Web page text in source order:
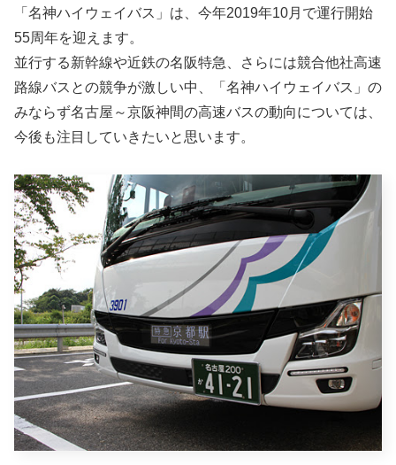
「名神ハイウェイバス」は、今年2019年10月で運行開始
55周年を迎えます。
並行する新幹線や近鉄の名阪特急、さらには競合他社高速
路線バスとの競争が激しい中、「名神ハイウェイバス」の
みならず名古屋～京阪神間の高速バスの動向については、
今後も注目していきたいと思います。